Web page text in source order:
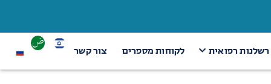
רשלנות רפואית לקוחות מספרים צור קשר